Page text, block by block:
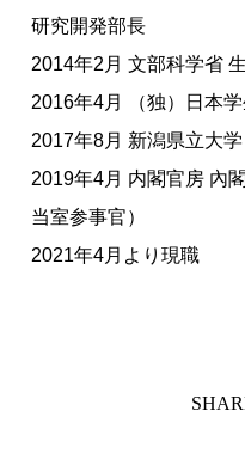
研究開発部長
2014年2月 文部科学省
2016年4月 （独）日本
2017年8月 新潟県立大
2019年4月 内閣官房 內
当室参事官）
2021年4月より現職